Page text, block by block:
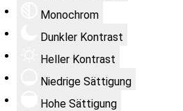
Monochrom
Dunkler Kontrast
Heller Kontrast
Niedrige Sättigung
Hohe Sättigung